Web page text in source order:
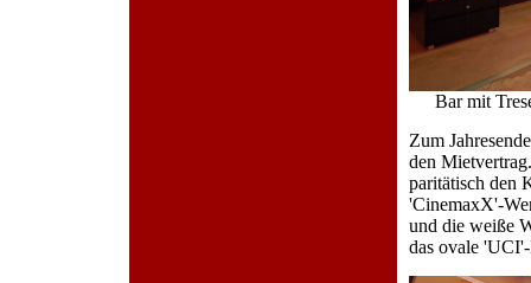
Bar mit
Zum
den
paritätisch den
'CinemaxX'-
und die weiße
das ovale